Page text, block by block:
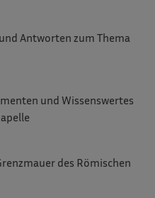
Antworten zum Thema
und Wissenswertes
des Römischen